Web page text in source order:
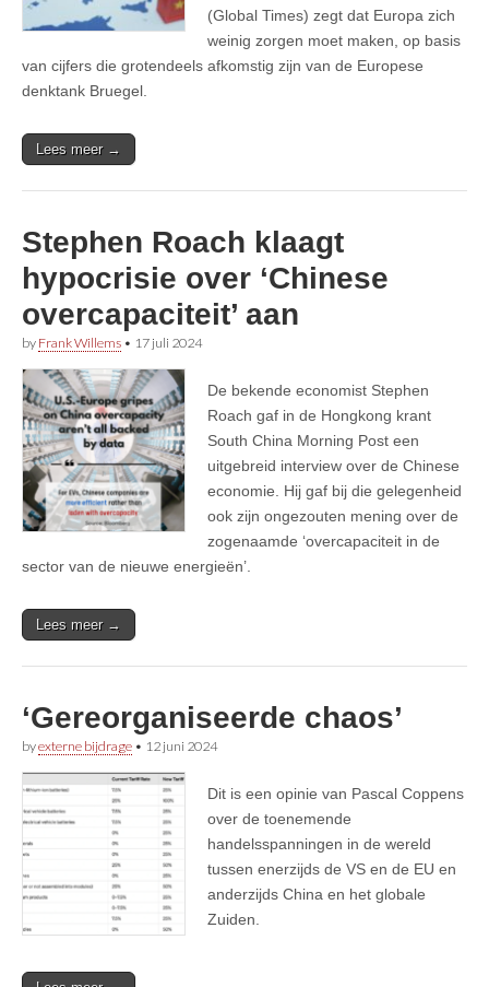
(Global Times) zegt dat Europa zich
weinig zorgen moet maken, op basis
van cijfers die grotendeels afkomstig zijn van de Europese
denktank Bruegel.
Lees meer →
Stephen Roach klaagt
hypocrisie over ‘Chinese
overcapaciteit’ aan
by Frank Willems • 17 juli 2024
De bekende economist Stephen
Roach gaf in de Hongkong krant
South China Morning Post een
uitgebreid interview over de Chinese
economie. Hij gaf bij die gelegenheid
ook zijn ongezouten mening over de
zogenaamde ‘overcapaciteit in de
sector van de nieuwe energieën’.
Lees meer →
‘Gereorganiseerde chaos’
byexterne bijdrage • 12 juni 2024
Dit is een opinie van Pascal Coppens
over de toenemende
handelsspanningen in de wereld
tussen enerzijds de VS en de EU en
anderzijds China en het globale
Zuiden.